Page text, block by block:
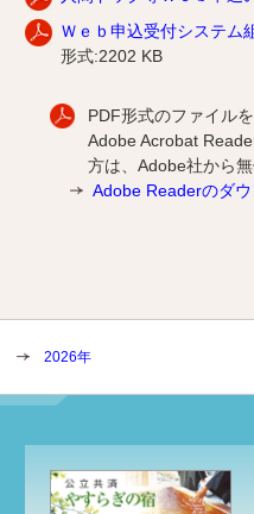
Ｗｅｂ申込受付システム
形式:2202 KB
PDF形式のファイル
Adobe Acrobat
方は、Adobe社から
Adobe Readerのダ
2026年